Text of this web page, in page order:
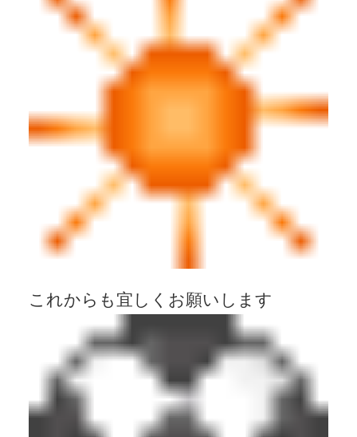
これからも宜しくお願いします